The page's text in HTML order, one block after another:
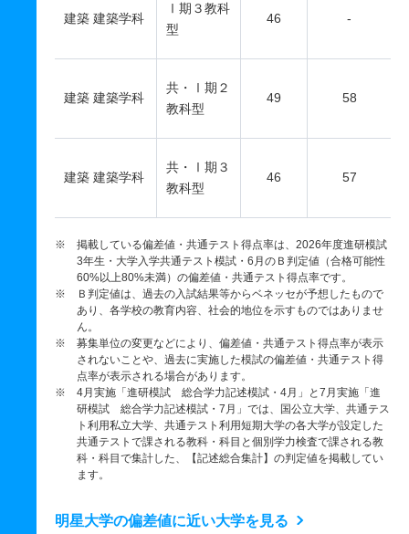
建築 建築学科
Ⅰ期３教科
型
46 -
建築 建築学科
共・Ⅰ期２
教科型
49 58
建築 建築学科
共・Ⅰ期３
教科型
46 57
※ 掲載している偏差値・共通テスト得点率は、2026年度進研模試
3年生・大学入学共通テスト模試・6月のＢ判定値（合格可能性
60%以上80%未満）の偏差値・共通テスト得点率です。
※ Ｂ判定値は、過去の入試結果等からベネッセが予想したもので
あり、各学校の教育内容、社会的地位を示すものではありませ
ん。
※ 募集単位の変更などにより、偏差値・共通テスト得点率が表示
されないことや、過去に実施した模試の偏差値・共通テスト得
点率が表示される場合があります。
※ 4月実施「進研模試 総合学力記述模試・4月」と7月実施「進
研模試 総合学力記述模試・7月」では、国公立大学、共通テス
ト利用私立大学、共通テスト利用短期大学の各大学が設定した
共通テストで課される教科・科目と個別学力検査で課される教
科・科目で集計した、【記述総合集計】の判定値を掲載してい
ます。
明星大学の偏差値に近い大学を見る